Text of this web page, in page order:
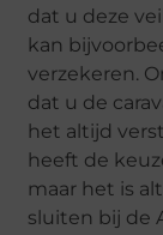
dat u deze
kan
verzekeren.
dat u de
het altijd
heeft de
maar het is
sluiten bij de